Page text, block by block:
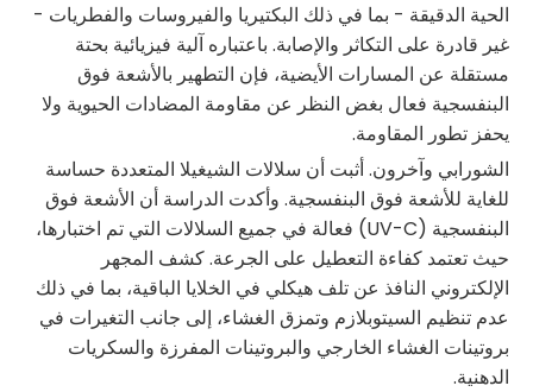
الحية الدقيقة - بما في ذلك البكتيريا والفيروسات والفطريات -
غير قادرة على التكاثر والإصابة. باعتباره آلية فيزيائية بحتة
مستقلة عن المسارات الأيضية، فإن التطهير بالأشعة فوق
البنفسجية فعال بغض النظر عن مقاومة المضادات الحيوية ولا
يحفز تطور المقاومة.
الشورابي وآخرون. أثبت أن سلالات الشيغيلا المتعددة حساسة
للغاية للأشعة فوق البنفسجية. وأكدت الدراسة أن الأشعة فوق
البنفسجية (UV-C) فعالة في جميع السلالات التي تم اختبارها،
حيث تعتمد كفاءة التعطيل على الجرعة. كشف المجهر
الإلكتروني النافذ عن تلف هيكلي في الخلايا الباقية، بما في ذلك
عدم تنظيم السيتوبلازم وتمزق الغشاء، إلى جانب التغيرات في
بروتينات الغشاء الخارجي والبروتينات المفرزة والسكريات
الدهنية.